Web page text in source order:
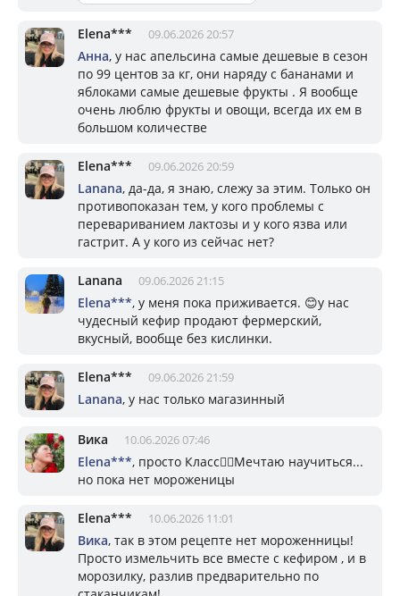
Elena*** 09.06.2026 20:57
Анна, у нас апельсина самые дешевые в сезон
по 99 центов за кг, они наряду с бананами и
яблоками самые дешевые фрукты . Я вообще
очень люблю фрукты и овощи, всегда их ем в
большом количестве
Elena*** 09.06.2026 20:59
Lanana, да-да, я знаю, слежу за этим. Только он
противопоказан тем, у кого проблемы с
перевариванием лактозы и у кого язва или
гастрит. А у кого из сейчас нет?
Lanana 09.06.2026 21:15
Elena***, у меня пока приживается. 😊у нас
чудесный кефир продают фермерский,
вкусный, вообще без кислинки.
Elena*** 09.06.2026 21:59
Lanana, у нас только магазинный
Вика 10.06.2026 07:46
Elena***, просто Класс👍🏼Мечтаю научиться...
но пока нет мороженицы
Elena*** 10.06.2026 11:01
Вика, так в этом рецепте нет мороженницы!
Просто измельчить все вместе с кефиром , и в
морозилку, разлив предварительно по